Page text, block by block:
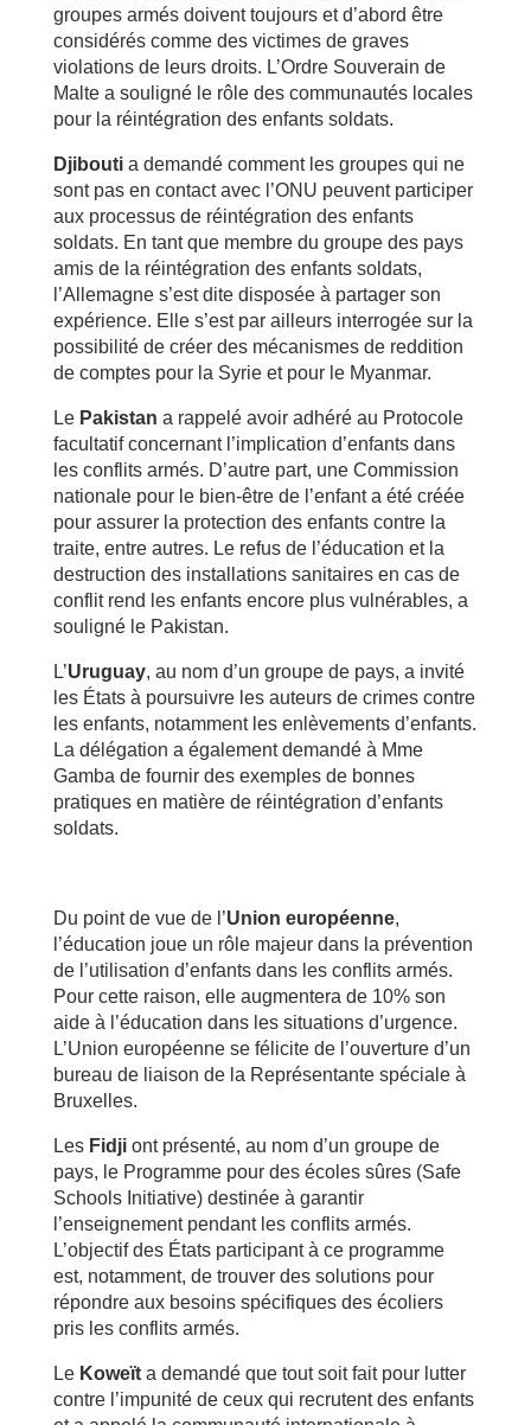
groupes armés doivent toujours et d’abord être
considérés comme des victimes de graves
violations de leurs droits. L’Ordre Souverain de
Malte a souligné le rôle des communautés locales
pour la réintégration des enfants soldats.
Djiboutia demandé comment les groupes qui ne
sont pas en contact avec l’ONU peuvent participer
aux processus de réintégration des enfants
soldats. En tant que membre du groupe des pays
amis de la réintégration des enfants soldats,
l’Allemagne s’est dite disposée à partager son
expérience. Elle s’est par ailleurs interrogée sur la
possibilité de créer des mécanismes de reddition
de comptes pour la Syrie et pour le Myanmar.
Le Pakistan a rappelé avoir adhéré au Protocole
facultatif concernant l’implication d’enfants dans
les conflits armés. D’autre part, une Commission
nationale pour le bien-être de l’enfant a été créée
pour assurer la protection des enfants contre la
traite, entre autres. Le refus de l’éducation et la
destruction des installations sanitaires en cas de
conflit rend les enfants encore plus vulnérables, a
souligné le Pakistan.
L’Uruguay, au nom d’un groupe de pays, a invité
les États à poursuivre les auteurs de crimes contre
les enfants, notamment les enlèvements d’enfants.
La délégation a également demandé à Mme
Gamba de fournir des exemples de bonnes
pratiques en matière de réintégration d’enfants
soldats.
Du point de vue de l’Union européenne,
l’éducation joue un rôle majeur dans la prévention
de l’utilisation d’enfants dans les conflits armés.
Pour cette raison, elle augmentera de 10% son
aide à l’éducation dans les situations d’urgence.
L’Union européenne se félicite de l’ouverture d’un
bureau de liaison de la Représentante spéciale à
Bruxelles.
Les Fidjiont présenté, au nom d’un groupe de
pays, le Programme pour des écoles sûres (Safe
Schools Initiative) destinée à garantir
l’enseignement pendant les conflits armés.
L’objectif des États participant à ce programme
est, notamment, de trouver des solutions pour
répondre aux besoins spécifiques des écoliers
pris les conflits armés.
Le Koweïta demandé que tout soit fait pour lutter
contre l’impunité de ceux qui recrutent des enfants